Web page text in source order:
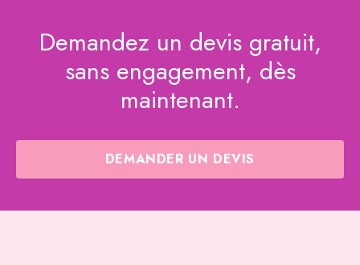
Demandez un devis gratuit,
sans engagement, dès
maintenant.
DEMANDER UN DEVIS